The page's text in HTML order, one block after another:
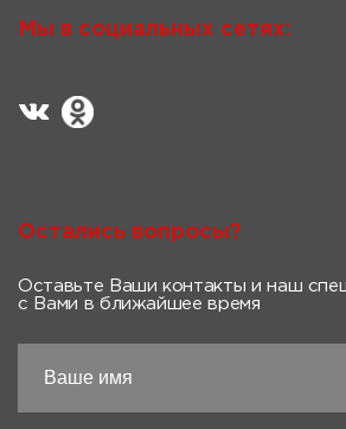
Мы в социальных сетях:
Остались вопросы?
Оставьте Ваши контакты и наш
с Вами в ближайшее время